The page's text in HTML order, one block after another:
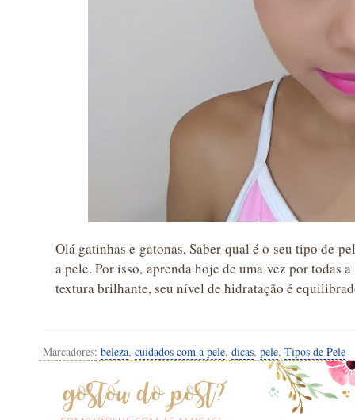
Olá gatinhas e gatonas, Saber qual é o seu tipo de
a pele. Por isso, aprenda hoje de uma vez por todas
textura brilhante, seu nível de hidratação é
Marcadores: beleza, cuidados com a pele, dicas, pele, Tipos de Pele